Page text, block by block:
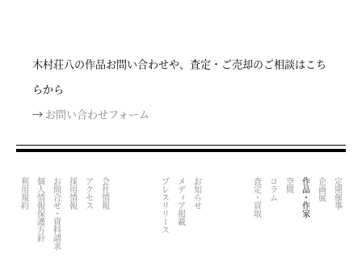
木村荘八の作品お問い合わせや、査定・ご売却のご相談はこち
らから
→ お問い合わせフォーム
定期催事
企画展
作品・作家
空間
コラム
査定・買取
お知らせ
メディア掲載
プレスリリース
会社情報
アクセス
採用情報
お問合せ・資料請求
個人情報保護方針
利用規約